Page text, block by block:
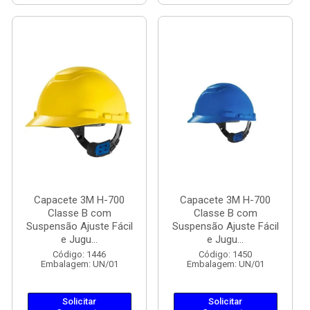
Capacete 3M H-700
Classe B com
Suspensão Ajuste Fácil
e Jugu...
Código: 1446
Embalagem: UN/01
Solicitar
Capacete 3M H-700
Classe B com
Suspensão Ajuste Fácil
e Jugu...
Código: 1450
Embalagem: UN/01
Solicitar